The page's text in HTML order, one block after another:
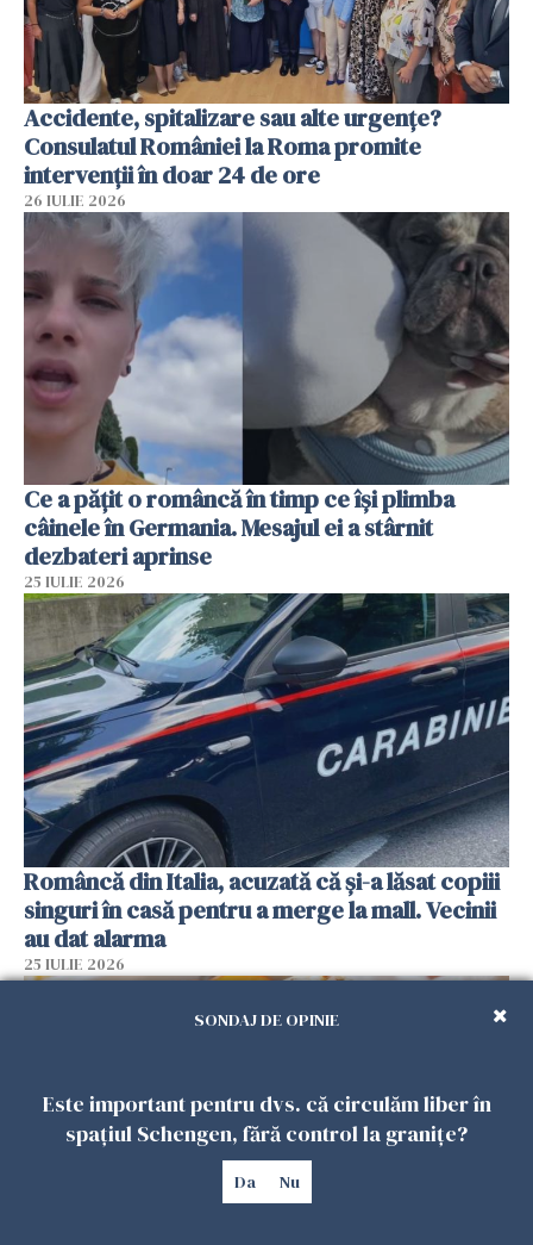
Accidente, spitalizare sau alte urgențe?
Consulatul României la Roma promite
intervenții în doar 24 de ore
26 IULIE 2026
Ce a pățit o româncă în timp ce își plimba
câinele în Germania. Mesajul ei a stârnit
dezbateri aprinse
25 IULIE 2026
Româncă din Italia, acuzată că și-a lăsat copiii
singuri în casă pentru a merge la mall. Vecinii
au dat alarma
25 IULIE 2026
SONDAJ DE OPINIE
Este important pentru dvs. că circulăm liber în
spațiul Schengen, fără control la granițe?
Da Nu